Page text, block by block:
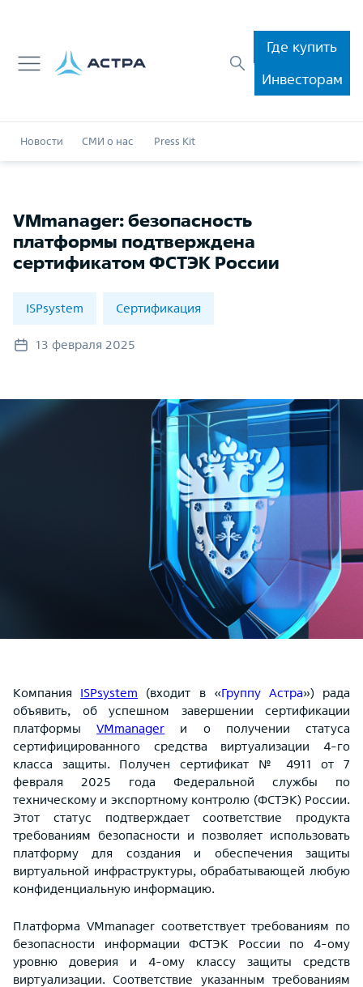
Где купить
Инвесторам
Новости СМИ о нас Press Kit
VMmanager: безопасность
платформы подтверждена
сертификатом ФСТЭК России
ISPsystem Сертификация
13 февраля 2025
Компания ISPsystem (входит в «Группу Астра») рада
объявить, об успешном завершении сертификации
платформыVMmanager и о получении статуса
сертифицированного средства виртуализации 4-го
класса защиты. Получен сертификат № 4911 от 7
февраля 2025 года Федеральной службы по
техническому и экспортному контролю (ФСТЭК) России.
Этот статус подтверждает соответствие продукта
требованиям безопасности и позволяет использовать
платформу для создания и обеспечения защиты
виртуальной инфраструктуры, обрабатывающей любую
конфиденциальную информацию.
Платформа VMmanager соответствует требованиям по
безопасности информации ФСТЭК России по 4-ому
уровню доверия и 4-ому классу защиты средств
виртуализации. Соответствие указанным требованиям